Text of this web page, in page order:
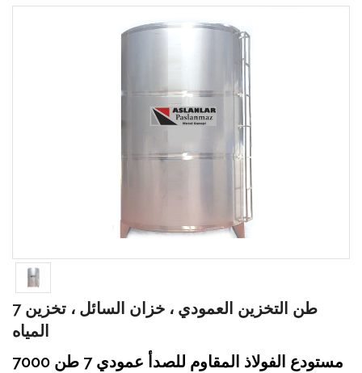
7 طن التخزين العمودي ، خزان السائل ، تخزين
المياه
مستودع الفولاذ المقاوم للصدأ عمودي 7 طن 7000